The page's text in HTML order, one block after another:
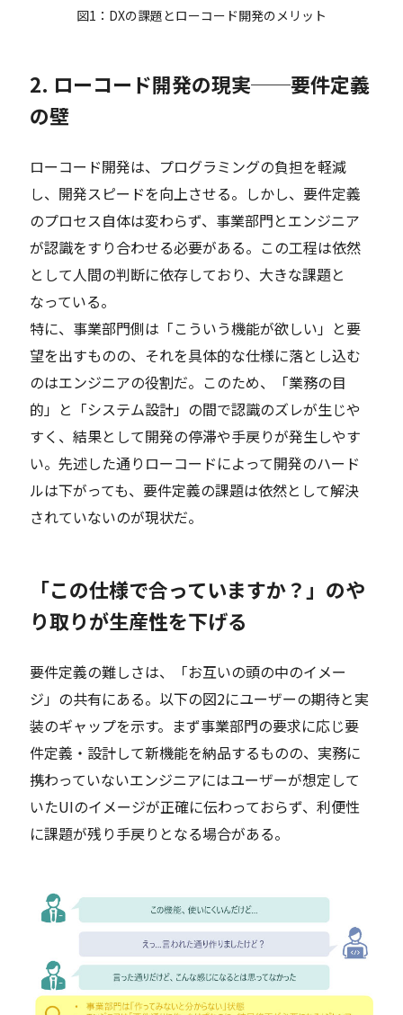
図1：DXの課題とローコード開発のメリット
2. ローコード開発の現実──要件定義
の壁
ローコード開発は、プログラミングの負担を軽減
し、開発スピードを向上させる。しかし、要件定義
のプロセス自体は変わらず、事業部門とエンジニア
が認識をすり合わせる必要がある。この工程は依然
として人間の判断に依存しており、大きな課題と
なっている。
特に、事業部門側は「こういう機能が欲しい」と要
望を出すものの、それを具体的な仕様に落とし込む
のはエンジニアの役割だ。このため、「業務の目
的」と「システム設計」の間で認識のズレが生じや
すく、結果として開発の停滞や手戻りが発生しやす
い。先述した通りローコードによって開発のハード
ルは下がっても、要件定義の課題は依然として解決
されていないのが現状だ。
「この仕様で合っていますか？」のや
り取りが生産性を下げる
要件定義の難しさは、「お互いの頭の中のイメー
ジ」の共有にある。以下の図2にユーザーの期待と実
装のギャップを示す。まず事業部門の要求に応じ要
件定義・設計して新機能を納品するものの、実務に
携わっていないエンジニアにはユーザーが想定して
いたUIのイメージが正確に伝わっておらず、利便性
に課題が残り手戻りとなる場合がある。